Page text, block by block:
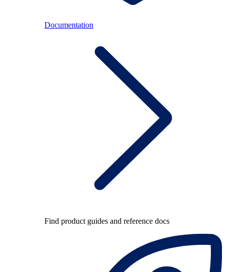
Documentation
Find product guides and reference docs